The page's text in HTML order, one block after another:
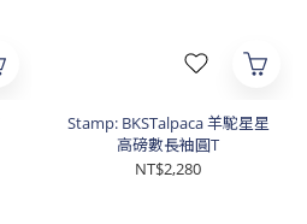
Stamp: BKSTalpaca 羊駝星星
高磅數長袖圓T
NT$2,280